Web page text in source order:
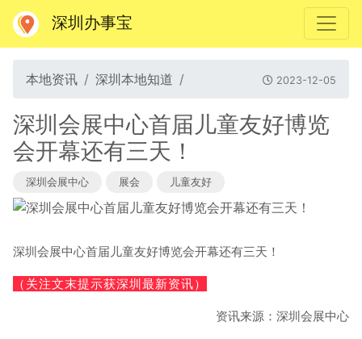
深圳办事宝
本地资讯 深圳本地知道 2023-12-05
深圳会展中心首届儿童友好博览
会开幕还有三天！
深圳会展中心 展会 儿童友好
深圳会展中心首届儿童友好博览会开幕还有三天！
（关注文末提示获深圳最新资讯）
资讯来源：深圳会展中心